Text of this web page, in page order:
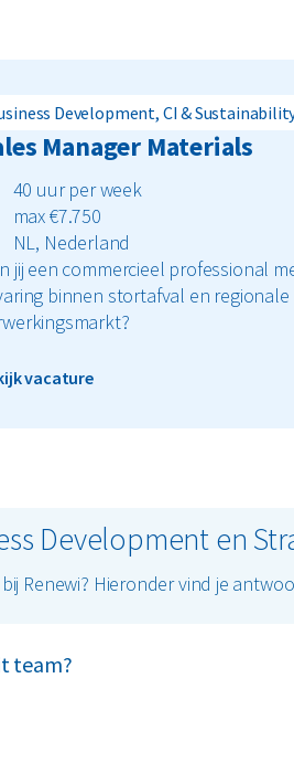
Development, CI &
Manager Materials
40 uur per week
max €7.750
NL, Nederland
jij een commercieel professional
binnen stortafval en regionale
vacature
Development en
Renewi? Hieronder vind je
team?
initiative.